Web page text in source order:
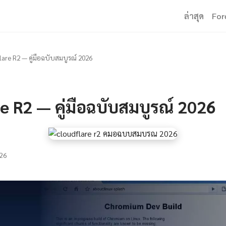
ล่าสุด
R2 — คู่มือฉบับสมบูรณ์ 2026
R2 — คู่มือฉบับสมบูรณ์ 2026